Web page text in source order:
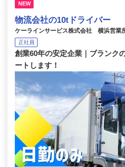
NEW
物流会社の10tドライバー
ケーラインサービス株式会社 横浜営業
正社員
創業60年の安定企業｜ブランク
ートします！